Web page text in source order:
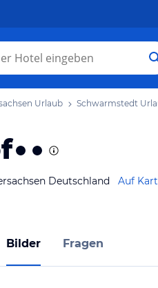
Urlaub Schwarmstedt
Deutschland Auf
Bilder Fragen